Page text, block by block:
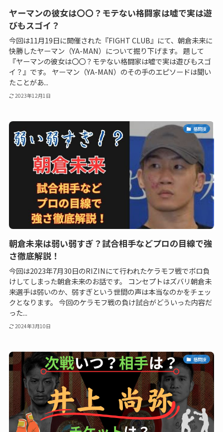
ヤーマンの彼女は〇〇？モテない格闘家は嘘で実は遊
びもスゴイ？
今回は11月19日に開催された『FIGHT CLUB』にて、朝倉未来に
快勝したヤーマン（YA-MAN）について掘り下げます。 題して
『ヤーマンの彼女は〇〇？モテない格闘家は嘘で実は遊びもスゴ
イ？』です。 ヤーマン（YA-MAN）のその手のエピソードは聞い
たことがあ...
2023年12月1日
格闘技
朝倉未来は弱い弱すぎ？試合相手などプロの目線で強
さ徹底解説！
今回は2023年7月30日のRIZINにて行われたケラモフ戦でボロ負
けしてしまった朝倉未来のお話です。 コンセプトはズバリ朝倉未
来選手は弱いのか、弱すぎという世間の声は本当なのかをチェッ
クとなります。 今回のケラモフ戦の負け試合がどういった内容だ
った...
2024年3月10日
格闘技